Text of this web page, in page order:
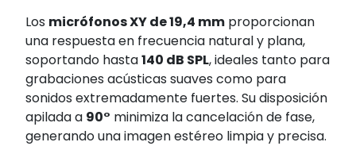
Los micrófonos XY de 19,4 mm proporcionan
una respuesta en frecuencia natural y plana,
soportando hasta140 dB SPL, ideales tanto para
grabaciones acústicas suaves como para
sonidos extremadamente fuertes. Su disposición
apilada a 90° minimiza la cancelación de fase,
generando una imagen estéreo limpia y precisa.